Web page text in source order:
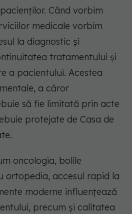
Când vorbim
medicale vorbim
la diagnostic și
tratamentului și
a pacientului. Acestea
a căror
să fie limitată prin acte
protejate de Casa de
oncologia, bolile
ortopedia, accesul rapid la
moderne influențează
precum și calitatea